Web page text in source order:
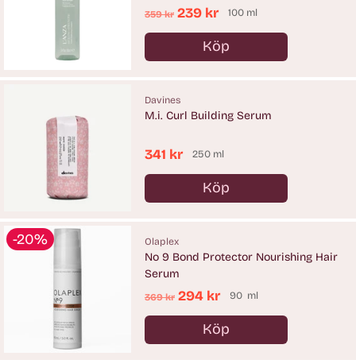
Ordinarie
pris
359 kr 239 kr 100 ml
Köp
Antal
Davines
M.i. Curl Building Serum
341 kr 250 ml
Köp
Antal
-20% Olaplex
No 9 Bond Protector Nourishing Hair
Serum
Ordinarie
pris
369 kr 294 kr 90 ml
Köp
Antal